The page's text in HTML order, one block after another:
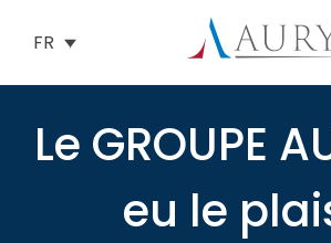
FR
Le GROUPE
eu le